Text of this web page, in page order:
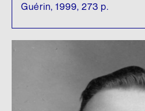
Guérin, 1999, 273 p.